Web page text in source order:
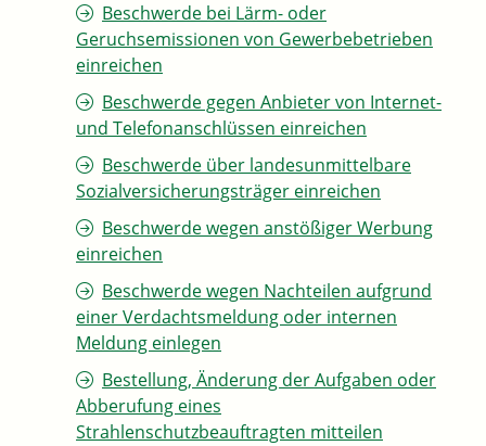
Beschwerde bei Lärm- oder
Geruchsemissionen von Gewerbebetrieben
einreichen
Beschwerde gegen Anbieter von Internet-
und Telefonanschlüssen einreichen
Beschwerde über landesunmittelbare
Sozialversicherungsträger einreichen
Beschwerde wegen anstößiger Werbung
einreichen
Beschwerde wegen Nachteilen aufgrund
einer Verdachtsmeldung oder internen
Meldung einlegen
Bestellung, Änderung der Aufgaben oder
Abberufung eines
Strahlenschutzbeauftragten mitteilen